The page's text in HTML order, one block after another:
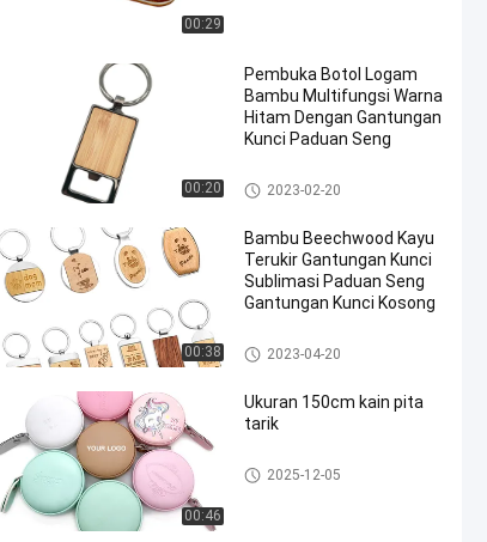
00:29
00:20
Pembuka Botol Logam
Bambu Multifungsi Warna
Hitam Dengan Gantungan
Kunci Paduan Seng
Pembuka Botol Logam
2023-02-20
00:38
Bambu Beechwood Kayu
Terukir Gantungan Kunci
Sublimasi Paduan Seng
Gantungan Kunci Kosong
Ukiran Gantungan Kunci Kayu
2023-04-20
00:46
Ukuran 150cm kain pita
tarik
Pita Pengukur yang Dapat Dita
rik
2025-12-05